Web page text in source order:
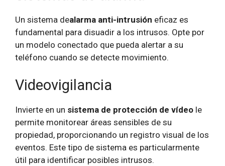
Un sistema dealarma anti-intrusión eficaz es
fundamental para disuadir a los intrusos. Opte por
un modelo conectado que pueda alertar a su
teléfono cuando se detecte movimiento.
Videovigilancia
Invierte en un sistema de protección de vídeo le
permite monitorear áreas sensibles de su
propiedad, proporcionando un registro visual de los
eventos. Este tipo de sistema es particularmente
útil para identificar posibles intrusos.